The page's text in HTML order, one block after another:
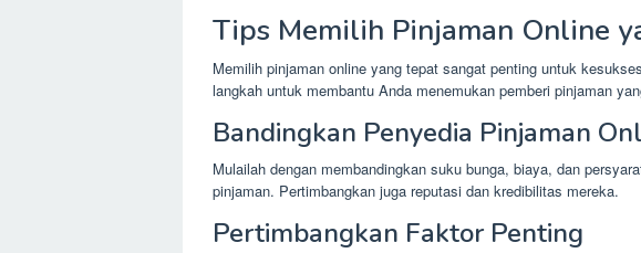
Tips Memilih Pinjaman Online
Memilih pinjaman online yang tepat sangat penting untuk
langkah untuk membantu Anda menemukan pemberi pinjaman
Bandingkan Penyedia Pinjaman
Mulailah dengan membandingkan suku bunga, biaya, dan
pinjaman. Pertimbangkan juga reputasi dan kredibilitas mereka.
Pertimbangkan Faktor Penting